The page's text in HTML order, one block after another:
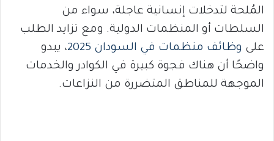
المُلحة لتدخلات إنسانية عاجلة، سواء من
السلطات أو المنظمات الدولية. ومع تزايد الطلب
على وظائف منظمات في السودان 2025
، يبدو
واضحًا أن هناك فجوة كبيرة في الكوادر والخدمات
الموجهة للمناطق المتضررة من النزاعات.